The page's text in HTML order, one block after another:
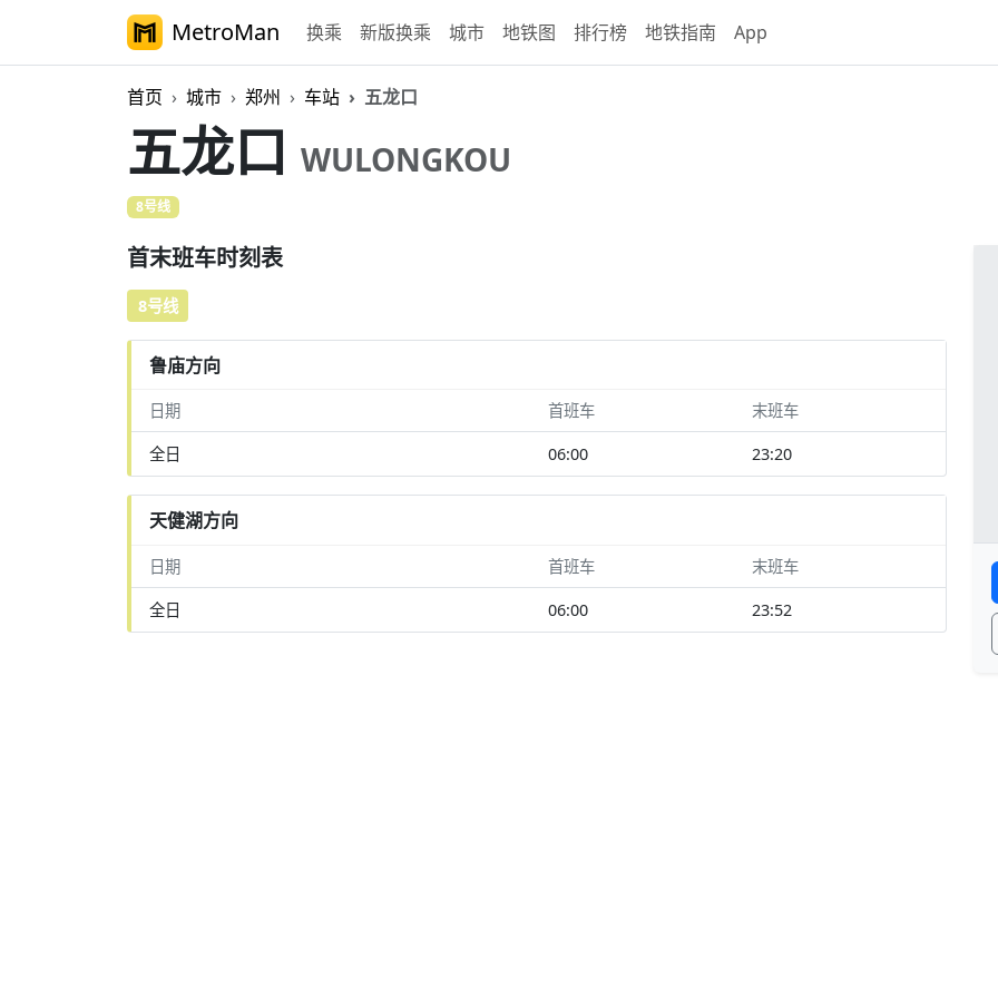
MetroMan 换乘 新版换乘 城市 地铁图 排行榜 地铁指南 App
首页 城市 郑州 车站 五龙口
五龙口 WULONGKOU
8号线
首末班车时刻表
8号线
鲁庙方向
日期 首班车 末班车
全日 06:00 23:20
天健湖方向
日期 首班车 末班车
全日 06:00 23:52